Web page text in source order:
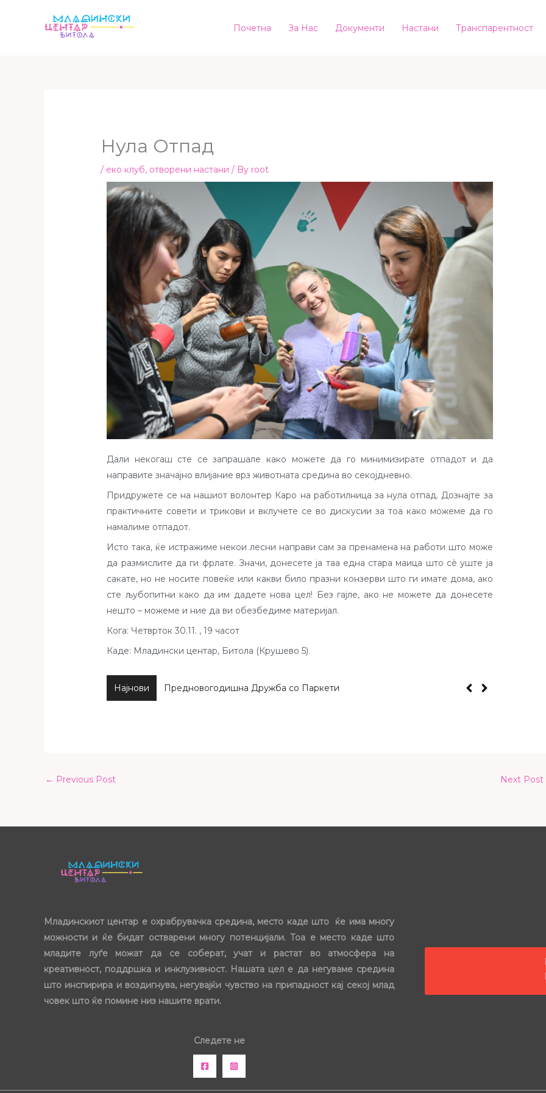
Почетна За Нас Документи Настани Транспарентност
Нула Отпад
/ еко клуб, отворени настани / By root
Дали некогаш сте се запрашале како можете да го минимизирате отпадот и да
направите значајно влијание врз животната средина во секојдневно.
Придружете се на нашиот волонтер Каро на работилница за нула отпад. Дознајте за
практичните совети и трикови и вклучете се во дискусии за тоа како можеме да го
намалиме отпадот.
Исто така, ќе истражиме некои лесни направи сам за пренамена на работи што може
да размислите да ги фрлате. Значи, донесете ја таа една стара маица што сè уште ја
сакате, но не носите повеќе или какви било празни конзерви што ги имате дома, ако
сте љубопитни како да им дадете нова цел! Без гајле, ако не можете да донесете
нешто – можеме и ние да ви обезбедиме материјал.
Кога: Четврток 30.11. , 19 часот
Каде: Младински центар, Битола (Крушево 5).
Најнови
← Previous Post Next Post
Младинскиот центар е охрабрувачка средина, место каде што ќе има многу
можности и ќе бидат остварени многу потенцијали. Тоа е место каде што
младите луѓе можат да се соберат, учат и растат во атмосфера на
креативност, поддршка и инклузивност. Нашата цел е да негуваме средина
што инспирира и воздигнува, негувајќи чувство на припадност кај секој млад
човек што ќе помине низ нашите врати.
Следете не